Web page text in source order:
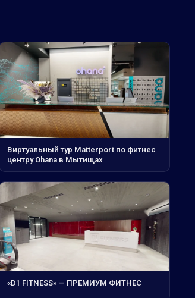
Виртуальный тур Matterport по фитнес
центру Ohana в Мытищах
«D1 FITNESS» — ПРЕМИУМ ФИТНЕС